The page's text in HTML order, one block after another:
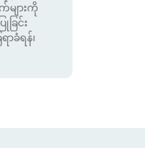
ျားကို
ခြင်း
ာခံရန်၊